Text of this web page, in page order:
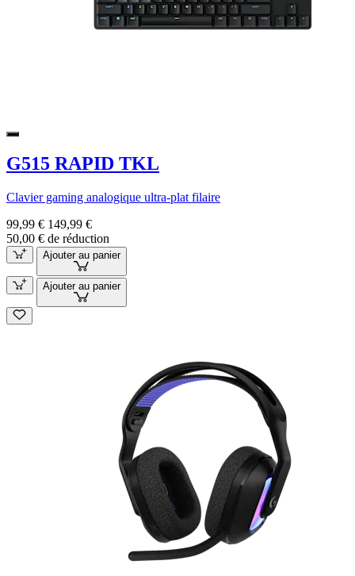
G515 RAPID TKL
Clavier gaming analogique ultra-plat filaire
99,99 € 149,99 €
50,00 € de réduction
Ajouter au panier
Ajouter au panier